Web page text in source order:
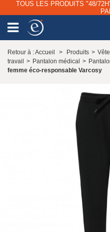
TOUS LES PRODUITS "48/
Retour à : Accueil > Produits >
travail
> Pantalon médical >
femme éco-responsable Varcosy